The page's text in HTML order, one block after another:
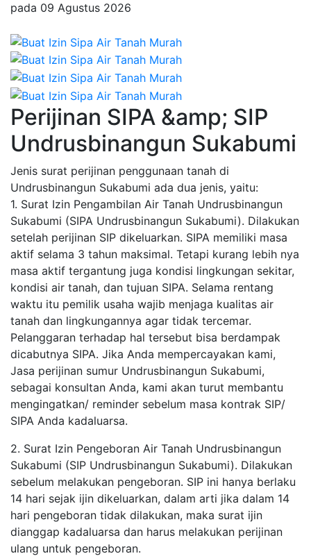
pada 09 Agustus 2026
Perijinan SIPA &amp; SIP
Undrusbinangun Sukabumi
Jenis surat perijinan penggunaan tanah di
Undrusbinangun Sukabumi ada dua jenis, yaitu:
1. Surat Izin Pengambilan Air Tanah Undrusbinangun
Sukabumi (SIPA Undrusbinangun Sukabumi). Dilakukan
setelah perijinan SIP dikeluarkan. SIPA memiliki masa
aktif selama 3 tahun maksimal. Tetapi kurang lebih nya
masa aktif tergantung juga kondisi lingkungan sekitar,
kondisi air tanah, dan tujuan SIPA. Selama rentang
waktu itu pemilik usaha wajib menjaga kualitas air
tanah dan lingkungannya agar tidak tercemar.
Pelanggaran terhadap hal tersebut bisa berdampak
dicabutnya SIPA. Jika Anda mempercayakan kami,
Jasa perijinan sumur Undrusbinangun Sukabumi,
sebagai konsultan Anda, kami akan turut membantu
mengingatkan/ reminder sebelum masa kontrak SIP/
SIPA Anda kadaluarsa.
2. Surat Izin Pengeboran Air Tanah Undrusbinangun
Sukabumi (SIP Undrusbinangun Sukabumi). Dilakukan
sebelum melakukan pengeboran. SIP ini hanya berlaku
14 hari sejak ijin dikeluarkan, dalam arti jika dalam 14
hari pengeboran tidak dilakukan, maka surat ijin
dianggap kadaluarsa dan harus melakukan perijinan
ulang untuk pengeboran.